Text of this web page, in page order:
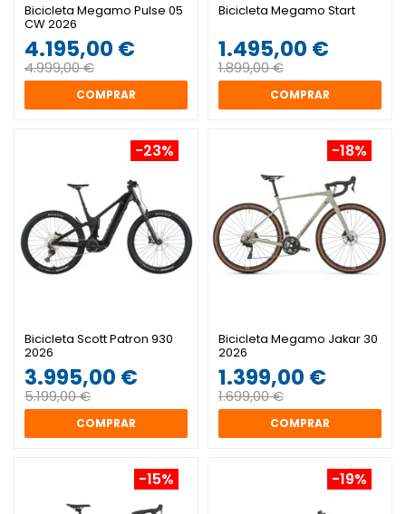
Bicicleta Megamo Pulse 05
CW 2026
4.195,00 €
4.999,00 €
COMPRAR
Bicicleta Megamo Start
1.495,00 €
1.899,00 €
COMPRAR
-23%
Bicicleta Scott Patron 930
2026
3.995,00 €
5.199,00 €
COMPRAR
-18%
Bicicleta Megamo Jakar 30
2026
1.399,00 €
1.699,00 €
COMPRAR
-15% -19%